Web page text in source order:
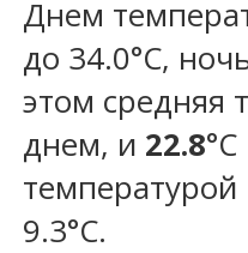
Днем
до 34.0°C,
этом средняя
днем, и 22.8
температурой
9.3°С.